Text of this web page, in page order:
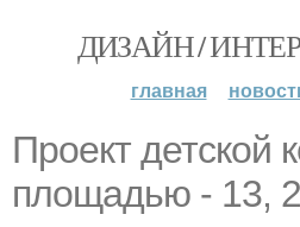
ДИЗАЙН /
главная
Проект детской
площадью - 13,